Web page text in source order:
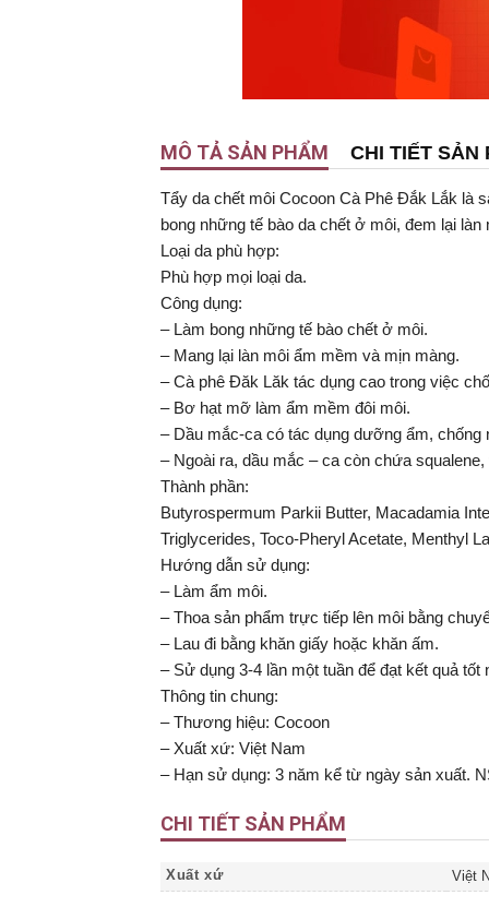
MÔ TẢ SẢN PHẨM CHI TIẾT SẢN
Tẩy da chết môi Cocoon Cà Phê Đắk Lắk là
bong những tế bào da chết ở môi, đem lại
Loại da phù hợp:
Phù hợp mọi loại da.
Công dụng:
– Làm bong những tế bào chết ở môi.
– Mang lại làn môi ẩm mềm và mịn màng.
– Cà phê Đăk Lăk tác dụng cao trong việc
– Bơ hạt mỡ làm ẩm mềm đôi môi.
– Dầu mắc-ca có tác dụng dưỡng ẩm, chống
– Ngoài ra, dầu mắc – ca còn chứa
Thành phần:
Butyrospermum Parkii Butter, Macadamia
Triglycerides, Toco-Pheryl Acetate, Menthyl
Hướng dẫn sử dụng:
– Làm ẩm môi.
– Thoa sản phẩm trực tiếp lên môi bằng
– Lau đi bằng khăn giấy hoặc khăn ấm.
– Sử dụng 3-4 lần một tuần để đạt kết quả tốt
Thông tin chung:
– Thương hiệu: Cocoon
– Xuất xứ: Việt Nam
– Hạn sử dụng: 3 năm kể từ ngày sản xuất.
CHI TIẾT SẢN PHẨM
Xuất xứ Việt